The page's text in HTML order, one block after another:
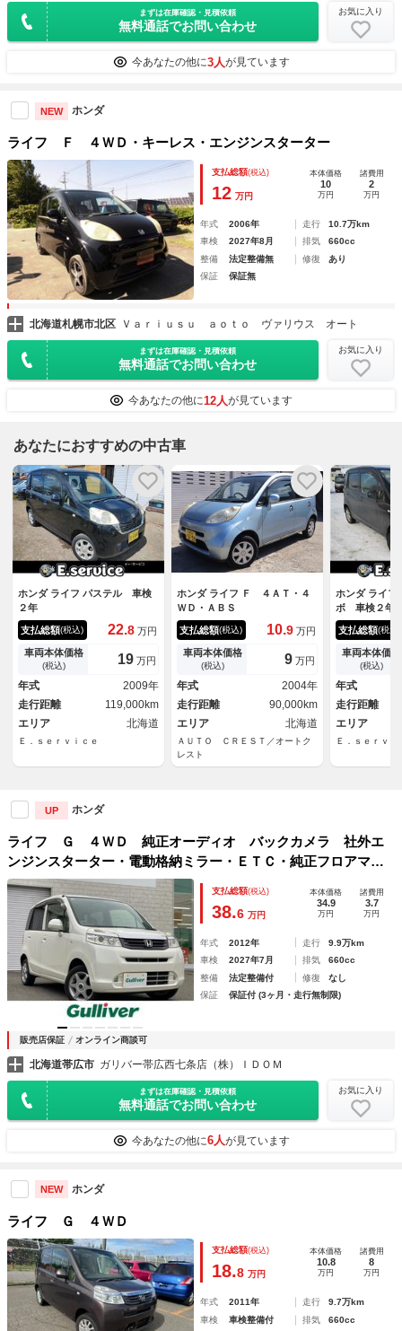
まずは在庫確認・見積依頼
無料通話でお問い合わせ
お気に入り
今あなたの他に3人が見ています
NEW ホンダ
ライフ Ｆ ４ＷＤ・キーレス・エンジンスターター
支払総額(税込)
12 万円
本体価格
10
万円
諸費用
2
万円
年式 2006年 走行
10.7万km
車検
2027年8月 排気
660cc
整備
法定整備無 修復
あり
保証
保証無
北海道札幌市北区 Ｖａｒｉｕｓｕ ａｏｔｏ ヴァリウス オート
まずは在庫確認・見積依頼
無料通話でお問い合わせ
お気に入り
今あなたの他に12人が見ています
あなたにおすすめの中古車
ホンダ ライフ パステル 車検
２年
支払総額(税込) 22.8 万円
車両本体価格
(税込) 19 万円
年式
2009年
走行距離
119,000km
エリア
北海道
Ｅ．ｓｅｒｖｉｃｅ
ホンダ ライフ Ｆ ４ＡＴ・４
ＷＤ・ＡＢＳ
支払総額(税込) 10.9 万円
車両本体価格
(税込) 9 万円
年式
2004年
走行距離
90,000km
エリア
北海道
ＡＵＴＯ ＣＲＥＳＴ／オートク
レスト
ホンダ ライフ
ボ 車検２年
支払総額(税込)
車両本体価格
(税込)
年式
走行距離
エリア
Ｅ．ｓｅｒｖｉ
UP ホンダ
ライフ Ｇ ４ＷＤ 純正オーディオ バックカメラ 社外エ
ンジンスターター・電動格納ミラー・ＥＴＣ・純正フロアマッ
ト・ドアバイザー・冬タイヤ積込ミラーヒーター Ｗエアバッ
グ ＡＢＳ
支払総額(税込)
38.6 万円
本体価格
34.9
万円
諸費用
3.7
万円
年式 2012年 走行
9.9万km
車検
2027年7月 排気
660cc
整備
法定整備付 修復
なし
保証
保証付 (3ヶ月・走行無制限)
販売店保証 オンライン商談可
北海道帯広市 ガリバー帯広西七条店（株）ＩＤＯＭ
まずは在庫確認・見積依頼
無料通話でお問い合わせ
お気に入り
今あなたの他に6人が見ています
NEW ホンダ
ライフ Ｇ ４ＷＤ
支払総額(税込)
18.8 万円
本体価格
10.8
万円
諸費用
8
万円
年式 2011年 走行
9.7万km
車検
車検整備付 排気
660cc